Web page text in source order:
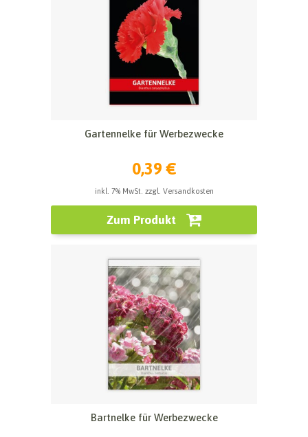
Gartennelke für Werbezwecke
0,39 €
inkl. 7% MwSt. zzgl. Versandkosten
Zum Produkt
Bartnelke für Werbezwecke